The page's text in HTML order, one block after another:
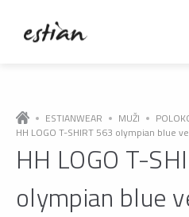
ESTIANWEAR MUŽI
HH LOGO T-SHIRT 563 olympian blue
HH LOGO T-
olympian blue